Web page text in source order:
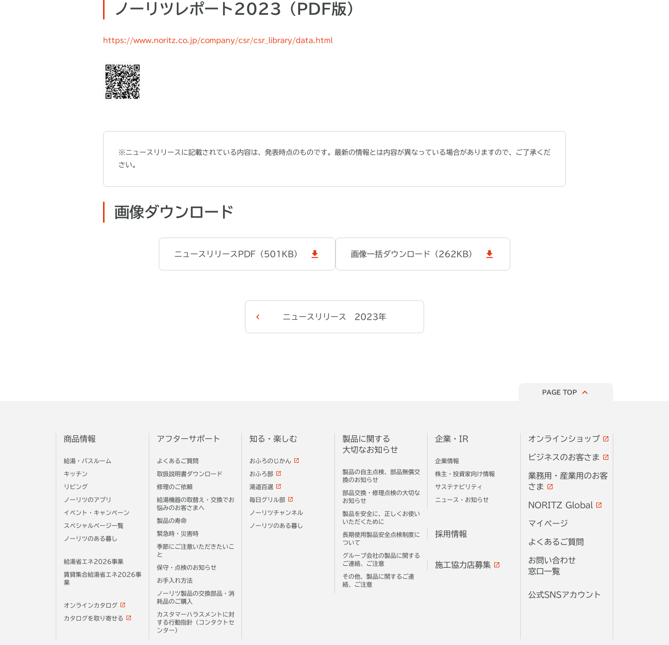
ノーリツレポート2023（PDF版）
https://www.noritz.co.jp/company/csr/csr_library/data.html
※ニュースリリースに記載されている内容は、発表時点のものです。最新の情報とは内容が異なっている場合がありますので、ご了承くだ
さい。
画像ダウンロード
ニュースリリースPDF（501KB） 画像一括ダウンロード（262KB）
ニュースリリース 2023年
PAGE TOP
商品情報
給湯・バスルーム
キッチン
リビング
ノーリツのアプリ
イベント・キャンペーン
スペシャルページ一覧
ノーリツのある暮し
給湯省エネ2026事業
賃貸集合給湯省エネ2026事
業
オンラインカタログ
カタログを取り寄せる
アフターサポート
よくあるご質問
取扱説明書ダウンロード
修理のご依頼
給湯機器の取替え・交換でお
悩みのお客さまへ
製品の寿命
緊急時・災害時
季節にご注意いただきたいこ
と
保守・点検のお知らせ
お手入れ方法
ノーリツ製品の交換部品・消
耗品のご購入
カスタマーハラスメントに対
する行動指針（コンタクトセ
ンター）
知る・楽しむ
おふろのじかん
おふろ部
湯道百選
毎日グリル部
ノーリツチャンネル
ノーリツのある暮し
製品に関する
大切なお知らせ
製品の自主点検、部品無償交
換のお知らせ
部品交換・修理点検の大切な
お知らせ
製品を安全に、正しくお使い
いただくために
長期使用製品安全点検制度に
ついて
グループ会社の製品に関する
ご連絡、ご注意
その他、製品に関するご連
絡、ご注意
企業・IR
企業情報
株主・投資家向け情報
サステナビリティ
ニュース・お知らせ
採用情報
施工協力店募集
オンラインショップ
ビジネスのお客さま
業務用・産業用のお客
さま
NORITZ Global
マイページ
よくあるご質問
お問い合わせ
窓口一覧
公式SNSアカウント